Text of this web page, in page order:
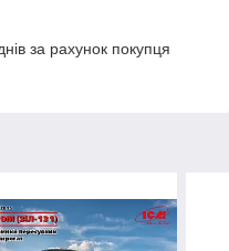
за рахунок покупця